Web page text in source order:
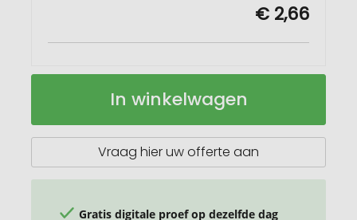
€ 2,66
Pakket
Op
In winkelwagen
Vraag hier uw offerte aan
Gratis digitale proef op dezelfde dag